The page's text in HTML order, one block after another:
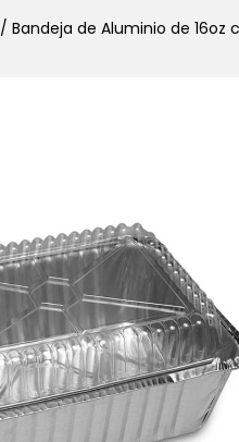
/ Bandeja de Aluminio de 16oz